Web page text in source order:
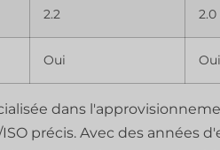
2.2 2.0
Oui Oui
dans
précis. Avec des années